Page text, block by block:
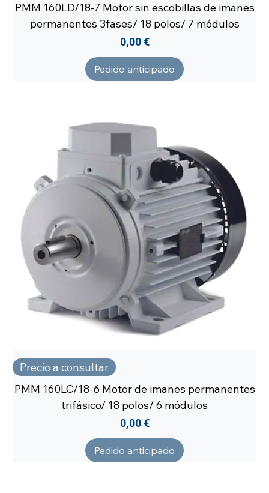
PMM 160LD/18-7 Motor sin escobillas de imanes
permanentes 3fases/ 18 polos/ 7 módulos
Precio
0,00 €
Pedido anticipado
Precio a consultar
PMM 160LC/18-6 Motor de imanes permanentes
trifásico/ 18 polos/ 6 módulos
Precio
0,00 €
Pedido anticipado